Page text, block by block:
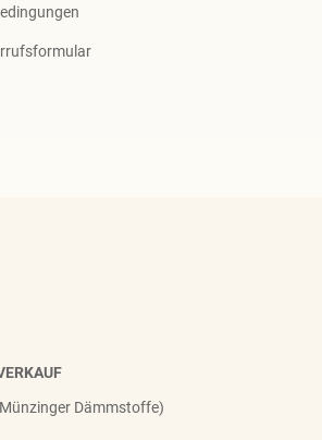
Dämmstoffe)